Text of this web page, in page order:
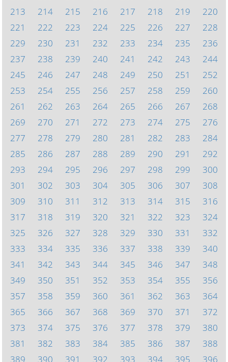
213
214 215 216 217 218 219
220
221
222 223 224 225 226 227
228
229
230 231 232 233 234 235
236
237
238 239 240 241 242 243
244
245
246 247 248 249 250 251
252
253
254 255 256 257 258 259
260
261
262 263 264 265 266 267
268
269
270 271 272 273 274 275
276
277
278 279 280 281 282 283
284
285
286 287 288 289 290 291
292
293
294 295 296 297 298 299
300
301
302 303 304 305 306 307
308
309
310 311 312 313 314 315
316
317
318 319 320 321 322 323
324
325
326 327 328 329 330 331
332
333
334 335 336 337 338 339
340
341
342 343 344 345 346 347
348
349
350 351 352 353 354 355
356
357
358 359 360 361 362 363
364
365
366 367 368 369 370 371
372
373
374 375 376 377 378 379
380
381
382 383 384 385 386 387
388
389
390 391 392 393 394 395 396